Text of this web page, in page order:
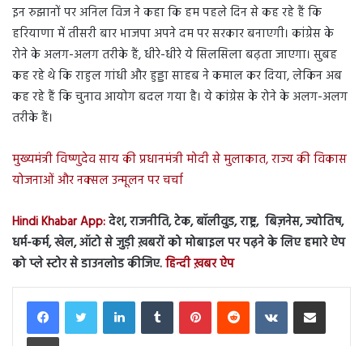
इन रुझानों पर अनिल विज ने कहा कि हम पहले दिन से कह रहे हैं कि
हरियाणा में तीसरी बार भाजपा अपने दम पर सरकार बनाएगी। कांग्रेस के
रोने के अलग-अलग तरीके हैं, धीरे-धीरे ये सिलसिला बढ़ता जाएगा। सुबह
कह रहे थे कि राहुल गांधी और हुड्डा साहब ने कमाल कर दिया, लेकिन अब
कह रहे हैं कि चुनाव आयोग बदल गया है। ये कांग्रेस के रोने के अलग-अलग
तरीके हैं।
मुख्यमंत्री विष्णुदेव साय की प्रधानमंत्री मोदी से मुलाकात, राज्य की विकास
योजनाओं और नक्सल उन्मूलन पर चर्चा
Hindi Khabar App:देश, राजनीति, टेक, बॉलीवुड, राष्ट्र, बिज़नेस, ज्योतिष,
धर्म-कर्म, खेल, ऑटो से जुड़ी ख़बरों को मोबाइल पर पढ़ने के लिए हमारे ऐप
को प्ले स्टोर से डाउनलोड कीजिए.हिन्दी ख़बर ऐप
LinkedInTumblr PinterestReddit VKontakteShare via Email
Print